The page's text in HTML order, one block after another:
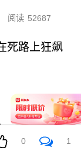
阅读 52687
死路上狂飙
03-28
0 1